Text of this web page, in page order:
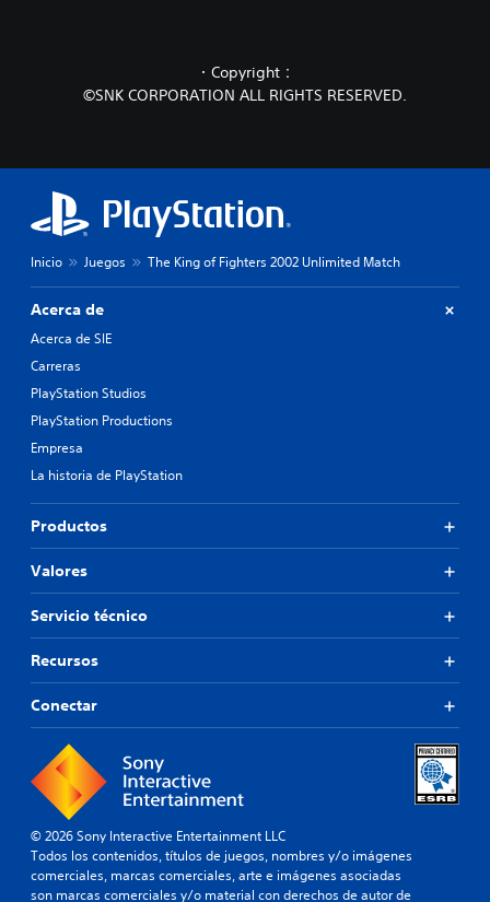
・Copyright：
©SNK CORPORATION ALL RIGHTS RESERVED.
Inicio Juegos The King of Fighters 2002 Unlimited Match
Acerca de
Acerca de SIE
Carreras
PlayStation Studios
PlayStation Productions
Empresa
La historia de PlayStation
Productos
Valores
Servicio técnico
Recursos
Conectar
© 2026 Sony Interactive Entertainment LLC
Todos los contenidos, títulos de juegos, nombres y/o imágenes
comerciales, marcas comerciales, arte e imágenes asociadas
son marcas comerciales y/o material con derechos de autor de